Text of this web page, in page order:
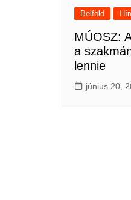
Belföld
MÚOSZ:
a
lennie
június 20,